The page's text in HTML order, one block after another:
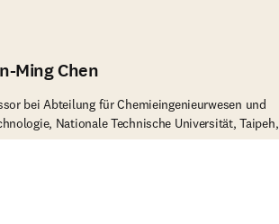
Ming Chen
bei Abteilung für Chemieingenieurwesen und
Nationale Technische Universität, Taipeh,